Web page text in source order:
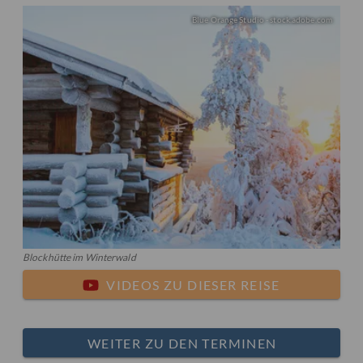
Blue Orange Studio - stock.adobe.com
Blockhütte im Winterwald
VIDEOS ZU DIESER REISE
WEITER ZU DEN TERMINEN